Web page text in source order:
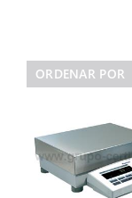
ORDENAR POR